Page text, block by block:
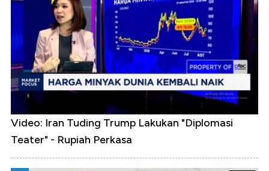
Video: Iran Tuding Trump Lakukan "Diplomasi
Teater" - Rupiah Perkasa